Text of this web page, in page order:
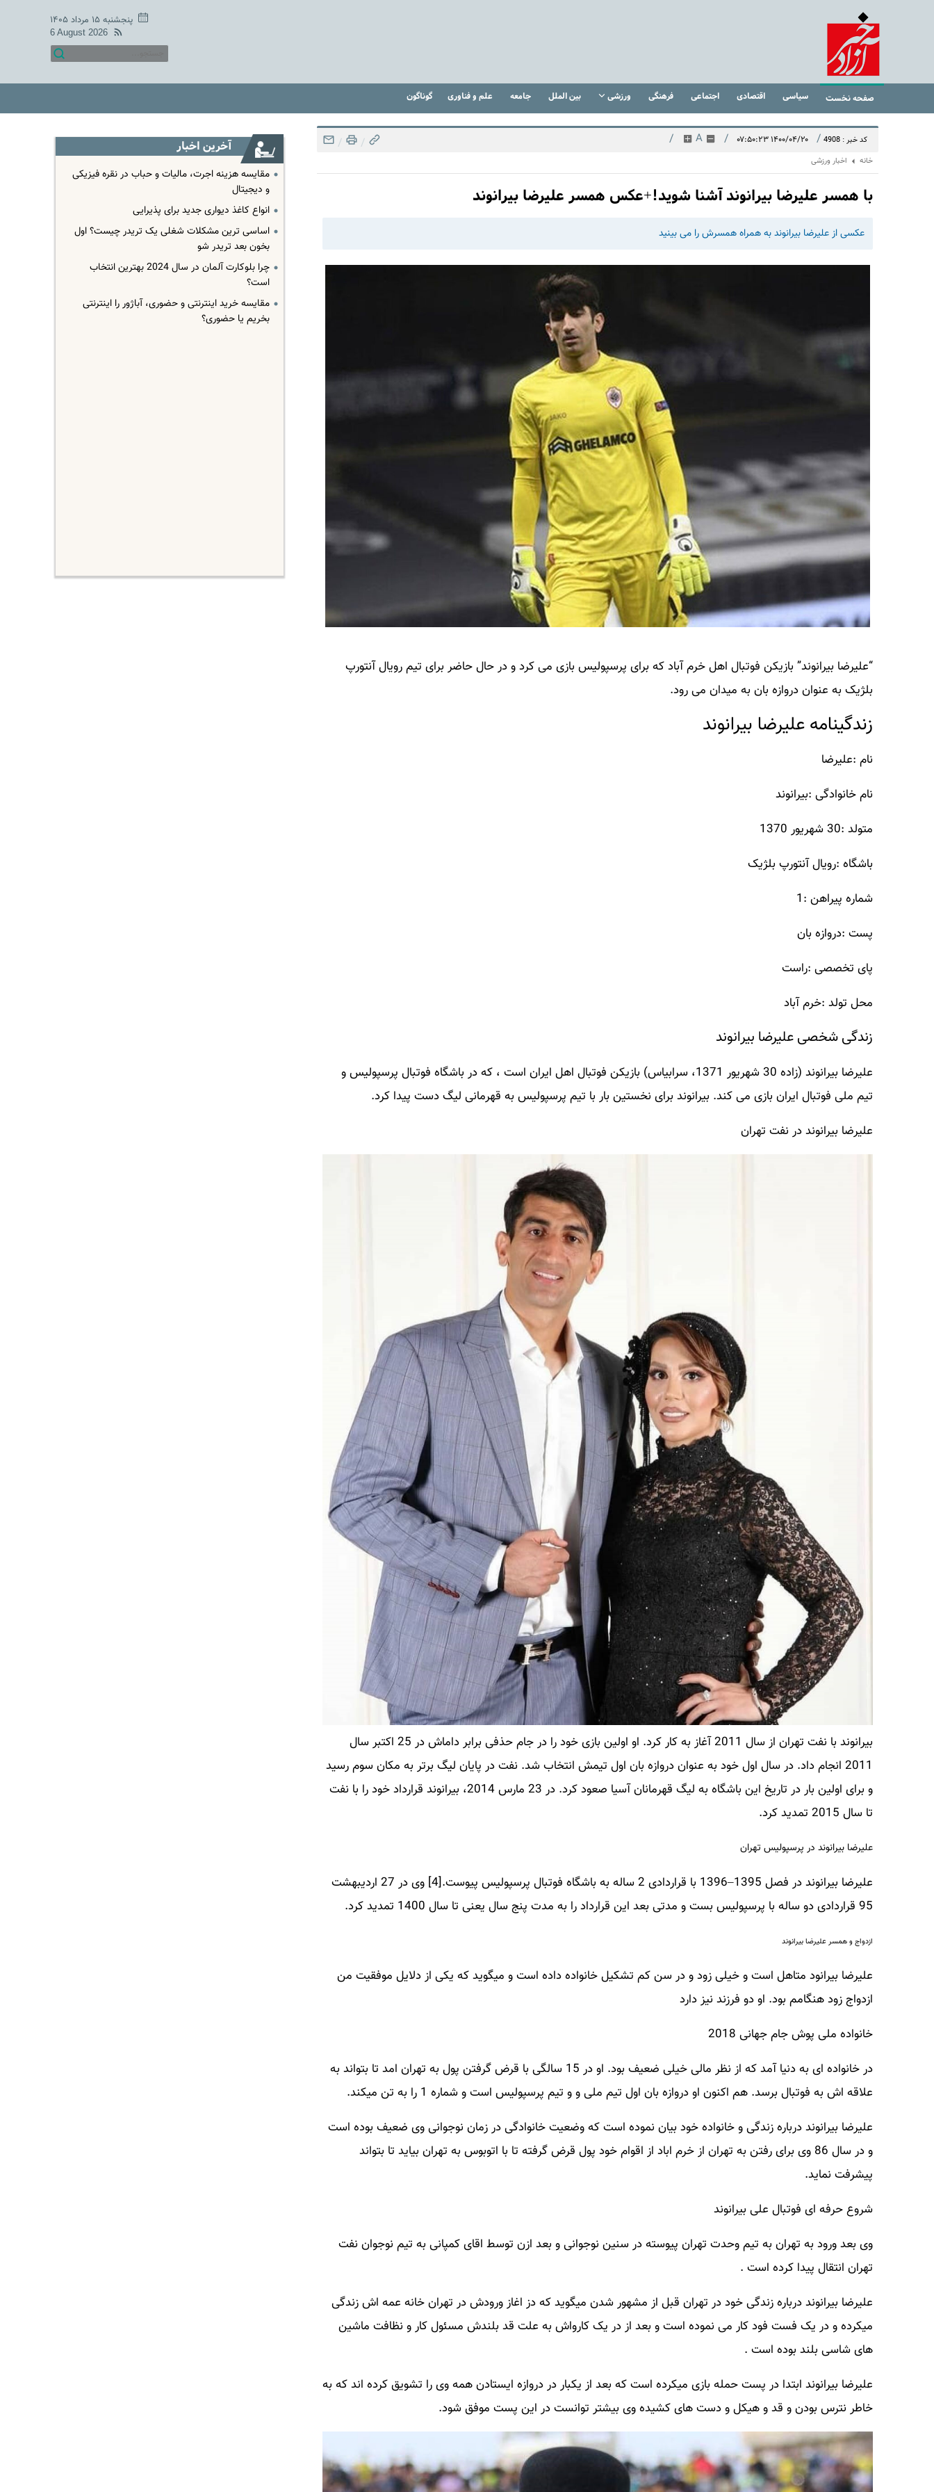
پنجشنبه ۱۵ مرداد ۱۴۰۵
6 August 2026
صفحه نخست سیاسی اقتصادی اجتماعی فرهنگی ورزشی بین الملل جامعه علم و فناوری گوناگون
کد خبر : 4908 / ۱۴۰۰/۰۴/۲۰ ۰۷:۵۰:۲۳ /
A
/
/
/
خانه اخبار ورزشی
با همسر علیرضا بیرانوند آشنا شوید!+عکس همسر علیرضا بیرانوند
عکسی از علیرضا بیرانوند به همراه همسرش را می بینید
“علیرضا بیرانوند” بازیکن فوتبال اهل خرم آباد که برای پرسپولیس بازی می کرد و در حال حاضر برای تیم رویال آنتورپ
بلژیک به عنوان دروازه بان به میدان می رود.
زندگینامه علیرضا بیرانوند
نام :علیرضا
نام خانوادگی :بیرانوند
متولد :30 شهریور 1370
باشگاه :رویال آنتورپ بلژیک
شماره پیراهن :1
پست :دروازه بان
پای تخصصی :راست
محل تولد :خرم آباد
زندگی شخصی علیرضا بیرانوند
علیرضا بیرانوند (زاده 30 شهریور 1371، سرابیاس) بازیکن فوتبال اهل ایران است ، که در باشگاه فوتبال پرسپولیس و
تیم ملی فوتبال ایران بازی می کند. بیرانوند برای نخستین بار با تیم پرسپولیس به قهرمانی لیگ دست پیدا کرد.
علیرضا بیرانوند در نفت تهران
بیرانوند با نفت تهران از سال 2011 آغاز به کار کرد. او اولین بازی خود را در جام حذفی برابر داماش در 25 اکتبر سال
2011 انجام داد. در سال اول خود به عنوان دروازه بان اول تیمش انتخاب شد. نفت در پایان لیگ برتر به مکان سوم رسید
و برای اولین بار در تاریخ این باشگاه به لیگ قهرمانان آسیا صعود کرد. در 23 مارس 2014، بیرانوند قرارداد خود را با نفت
تا سال 2015 تمدید کرد.
علیرضا بیرانوند در پرسپولیس تهران
علیرضا بیرانوند در فصل 1395–1396 با قراردادی 2 ساله به باشگاه فوتبال پرسپولیس پیوست.[4] وی در 27 اردیبهشت
95 قراردادی دو ساله با پرسپولیس بست و مدتی بعد این قرارداد را به مدت پنج سال یعنی تا سال 1400 تمدید کرد.
ازدواج و همسر علیرضا بیرانوند
علیرضا بیرانود متاهل است و خیلی زود و در سن کم تشکیل خانواده داده است و میگوید که یکی از دلایل موفقیت من
ازدواج زود هنگامم بود. او دو فرزند نیز دارد
خانواده ملی پوش جام جهانی 2018
در خانواده ای به دنیا آمد که از نظر مالی خیلی ضعیف بود. او در 15 سالگی با قرض گرفتن پول به تهران امد تا بتواند به
علاقه اش به فوتبال برسد. هم اکنون او دروازه بان اول تیم ملی و و تیم پرسپولیس است و شماره 1 را به تن میکند.
علیرضا بیرانوند درباره زندگی و خانواده خود بیان نموده است که وضعیت خانوادگی در زمان نوجوانی وی ضعیف بوده است
و در سال 86 وی برای رفتن به تهران از خرم اباد از اقوام خود پول قرض گرفته تا با اتوبوس به تهران بیاید تا بتواند
پیشرفت نماید.
شروع حرفه ای فوتبال علی بیرانوند
وی بعد ورود به تهران به تیم وحدت تهران پیوسته در سنین نوجوانی و بعد ازن توسط اقای کمپانی به تیم نوجوان نفت
تهران انتقال پیدا کرده است .
علیرضا بیرانوند درباره زندگی خود در تهران قبل از مشهور شدن میگوید که دز اغاز ورودش در تهران خانه عمه اش زندگی
میکرده و در یک فست فود کار می نموده است و بعد از در یک کارواش به علت قد بلندش مسئول کار و نظافت ماشین
های شاسی بلند بوده است .
علیرضا بیرانوند ابتدا در پست حمله بازی میکرده است که بعد از یکبار در دروازه ایستادن همه وی را تشویق کرده اند که به
خاطر نترس بودن و قد و هیکل و دست های کشیده وی بیشتر توانست در این پست موفق شود.
آخرین اخبار
مقایسه هزینه اجرت، مالیات و حباب در نقره فیزیکی
و دیجیتال
انواع کاغذ دیواری جدید برای پذیرایی
اساسی ترین مشکلات شغلی یک تریدر چیست؟ اول
بخون بعد تریدر شو
چرا بلوکارت آلمان در سال 2024 بهترین انتخاب
است؟
مقایسه خرید اینترنتی و حضوری، آباژور را اینترنتی
بخریم یا حضوری؟